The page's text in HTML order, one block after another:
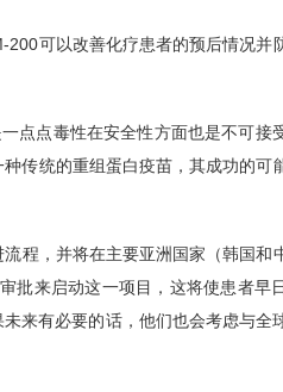
可以改善化疗患者的预后情况并
点毒性在安全性方面也是不可接
传统的重组蛋白疫苗，其成功的可
，并将在主要亚洲国家（韩国和
批来启动这一项目，这将使患者早
来有必要的话，他们也会考虑与全